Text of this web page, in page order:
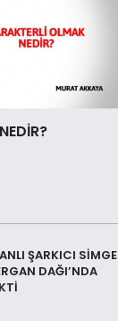
ŞARKICI SİMGE
DAĞI’NDA